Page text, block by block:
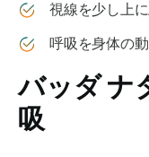
視線を少し上
呼吸を身体の
バッダ ナ
吸